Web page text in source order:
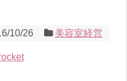
10/26 美容室経営